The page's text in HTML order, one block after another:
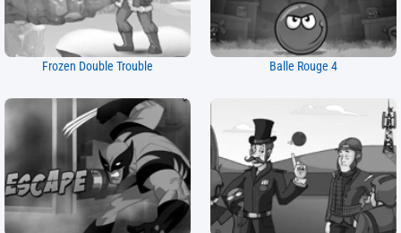
Frozen Double Trouble Balle Rouge 4